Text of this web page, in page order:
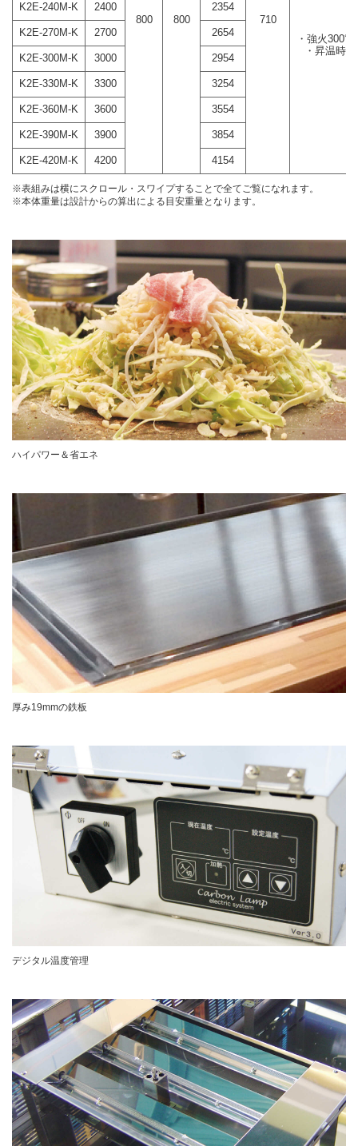
800 800 710
・強火
・昇温時
K2E-240M-K 2400 2354
K2E-270M-K 2700 2654
K2E-300M-K 3000 2954
K2E-330M-K 3300 3254
K2E-360M-K 3600 3554
K2E-390M-K 3900 3854
K2E-420M-K 4200 4154
※表組みは横にスクロール・スワイプすることで全てご覧になれます。
※本体重量は設計からの算出による目安重量となります。
ハイパワー＆省エネ
厚み19mmの鉄板
デジタル温度管理